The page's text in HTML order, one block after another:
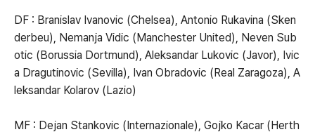
DF : Branislav Ivanovic (Chelsea), Antonio Rukavina (Sken
derbeu), Nemanja Vidic (Manchester United), Neven Sub
otic (Borussia Dortmund), Aleksandar Lukovic (Javor), Ivic
a Dragutinovic (Sevilla), Ivan Obradovic (Real Zaragoza), A
leksandar Kolarov (Lazio)
MF : Dejan Stankovic (Internazionale), Gojko Kacar (Herth